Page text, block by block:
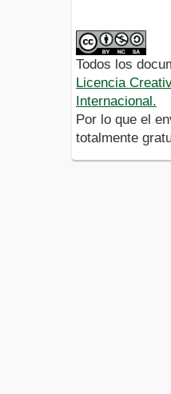
Todos los
Licencia
Internacional.
Por lo que el
totalmente